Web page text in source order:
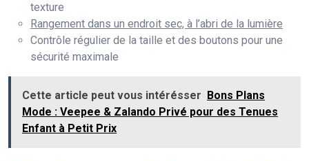
texture
Rangement dans un endroit sec, à l’abri de la lumière
Contrôle régulier de la taille et des boutons pour une
sécurité maximale
Cette article peut vous intérésser
Bons Plans
Mode : Veepee & Zalando Privé pour des Tenues
Enfant à Petit Prix